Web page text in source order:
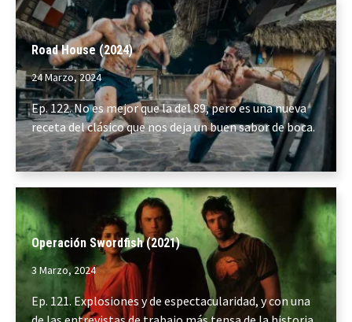
Road House (2024)
24 Marzo, 2024
Ep. 122. No es mejor que la del 89, pero es una nueva
receta del clásico que nos deja un buen sabor de boca.
Operación Swordfish (2021)
3 Marzo, 2024
Ep. 121. Explosiones y de espectacularidad, y con una